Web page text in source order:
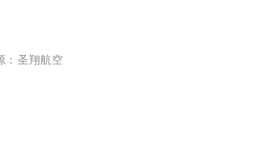
：圣翔航空